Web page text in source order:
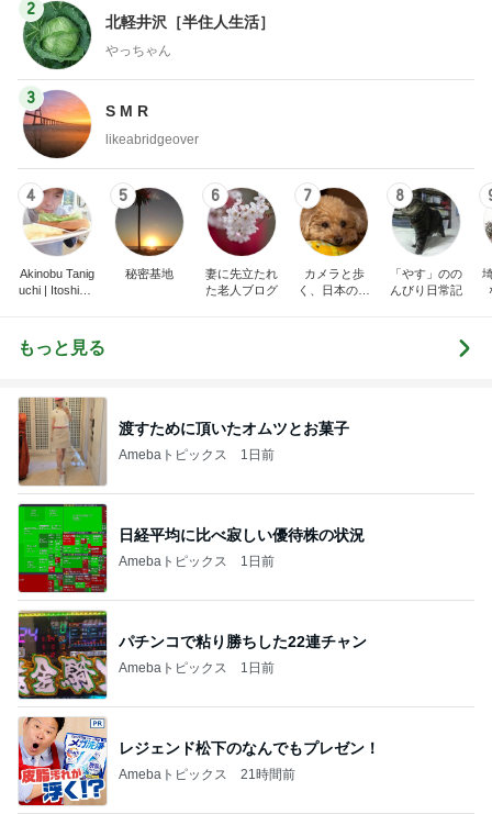
2
北軽井沢［半住人生活］
やっちゃん
3
S M R
likeabridgeover
4
Akinobu Tanig
uchi | Itoshima
5
秘密基地
6
妻に先立たれ
た老人ブログ
7
カメラと歩
く、日本の風
8
「やす」のの
んびり日常記
もっと見る
渡すために頂いたオムツとお菓子
Amebaトピックス 1日前
日経平均に比べ寂しい優待株の状況
Amebaトピックス 1日前
パチンコで粘り勝ちした22連チャン
Amebaトピックス 1日前
レジェンド松下のなんでもプレゼン！
Amebaトピックス 21時間前